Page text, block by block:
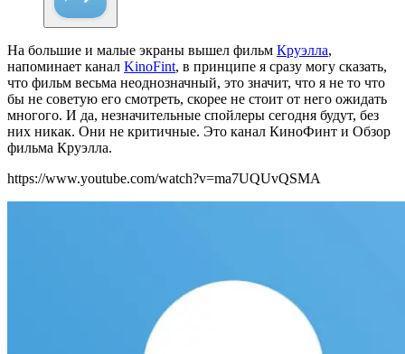
На большие и малые экраны вышел фильм Круэлла,
напоминает канал KinoFint, в принципе я сразу могу сказать,
что фильм весьма неоднозначный, это значит, что я не то что
бы не советую его смотреть, скорее не стоит от него ожидать
многого. И да, незначительные спойлеры сегодня будут, без
них никак. Они не критичные. Это канал КиноФинт и Обзор
фильма Круэлла.
https://www.youtube.com/watch?v=ma7UQUvQSMA